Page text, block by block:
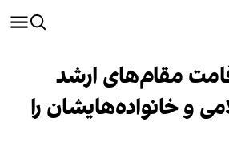
مقام‌های ارشد
و خانواده‌هایشان را